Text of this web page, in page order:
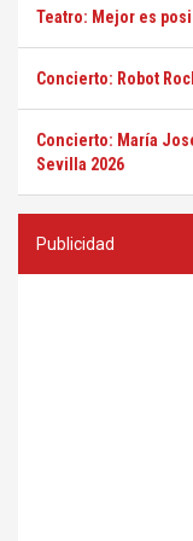
Teatro: Mejor es
Concierto: Robot
Concierto: María
Sevilla 2026
Publicidad